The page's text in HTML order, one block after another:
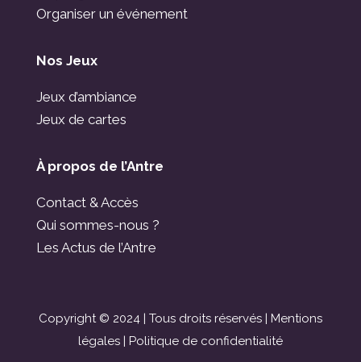
Organiser un événement
Nos Jeux
Jeux d’ambiance
Jeux de cartes
À propos de l’Antre
Contact & Accès
Qui sommes-nous ?
Les Actus de l’Antre
Copyright © 2024 | Tous droits réservés | Mentions
légales| Politique de confidentialité